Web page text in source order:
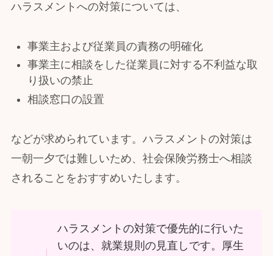
ハラスメントへの対策については、
事業主および従業員の責務の明確化
事業主に相談をした従業員に対する不利益な取
り扱いの禁止
相談窓口の設置
などが求められています。ハラスメントの対策は
一朝一夕では難しいため、社会保険労務士へ相談
されることをおすすめいたします。
ハラスメントの対策で優先的に行いた
いのは、就業規則の見直しです。厚生